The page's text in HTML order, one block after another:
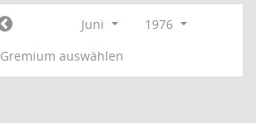
Juni
1976
Gremium auswählen